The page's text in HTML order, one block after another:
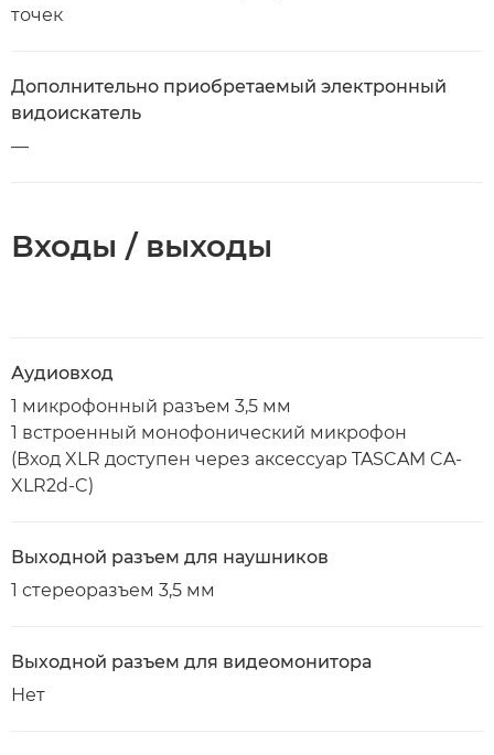
точек
Дополнительно приобретаемый электронный
видоискатель
—
Входы / выходы
Аудиовход
1 микрофонный разъем 3,5 мм
1 встроенный монофонический микрофон
(Вход XLR доступен через аксессуар TASCAM CA-
XLR2d-C)
Выходной разъем для наушников
1 стереоразъем 3,5 мм
Выходной разъем для видеомонитора
Нет